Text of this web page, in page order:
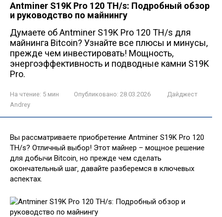
Antminer S19K Pro 120 TH/s: Подробный обзор
и руководство по майнингу
Думаете об Antminer S19K Pro 120 TH/s для
майнинга Bitcoin? Узнайте все плюсы и минусы,
прежде чем инвестировать! Мощность,
энергоэффективность и подводные камни S19K
Pro.
На чтение: 5 мин Опубликовано: 28.03.2026
Дайджест
Andrey
Вы рассматриваете приобретение Antminer S19K Pro 120
TH/s? Отличный выбор! Этот майнер – мощное решение
для добычи Bitcoin‚ но прежде чем сделать
окончательный шаг‚ давайте разберемся в ключевых
аспектах.